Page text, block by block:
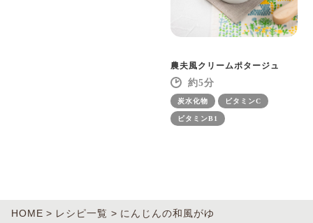
農夫風クリームポタージュ
5
炭水化物 ビタミンC
ビタミンB1
HOME レシピ一覧 にんじんの和風がゆ